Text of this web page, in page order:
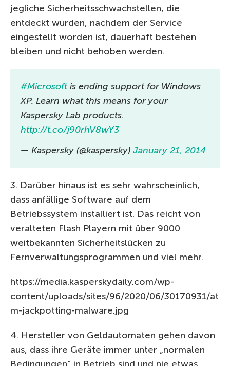
jegliche Sicherheitsschwachstellen, die
entdeckt wurden, nachdem der Service
eingestellt worden ist, dauerhaft bestehen
bleiben und nicht behoben werden.
#Microsoftis ending support for Windows
XP. Learn what this means for your
Kaspersky Lab products.
http://t.co/j90rhV8wY3
— Kaspersky (@kaspersky) January 21, 2014
3. Darüber hinaus ist es sehr wahrscheinlich,
dass anfällige Software auf dem
Betriebssystem installiert ist. Das reicht von
veralteten Flash Playern mit über 9000
weitbekannten Sicherheitslücken zu
Fernverwaltungsprogrammen und viel mehr.
https://media.kasperskydaily.com/wp-
content/uploads/sites/96/2020/06/30170931/at
m-jackpotting-malware.jpg
4. Hersteller von Geldautomaten gehen davon
aus, dass ihre Geräte immer unter „normalen